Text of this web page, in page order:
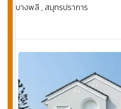
บางพลี , สมุทรปราการ